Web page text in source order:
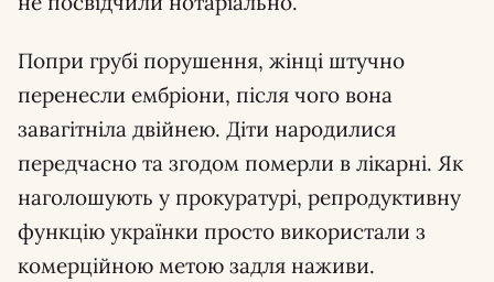
Попри грубі порушення, жінці штучно
перенесли ембріони, після чого вона
завагітніла двійнею. Діти народилися
передчасно та згодом померли в лікарні. Як
наголошують у прокуратурі, репродуктивну
функцію українки просто використали з
комерційною метою задля наживи.